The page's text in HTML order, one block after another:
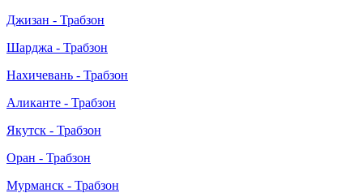
Джизан - Трабзон
Шарджа - Трабзон
Нахичевань - Трабзон
Аликанте - Трабзон
Якутск - Трабзон
Оран - Трабзон
Мурманск - Трабзон